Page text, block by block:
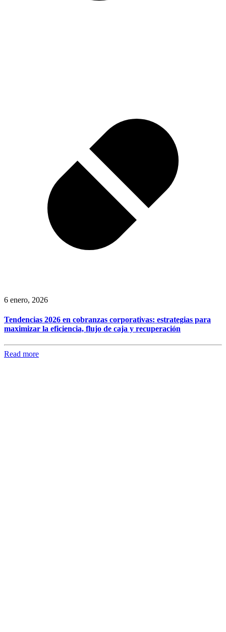
6 enero, 2026
Tendencias 2026 en cobranzas corporativas: estrategias para
maximizar la eficiencia, flujo de caja y recuperación
Read more